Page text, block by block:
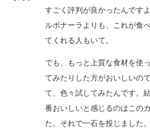
すごく評判が良かったんです
ルボナーラよりも、これが食
てくれる人もいて。
でも、もっと上質な食材を使
てみたりした方がおいしいの
て、色々試してみたんです。
番おいしいと感じるのはこの
た。それで一石を投じました